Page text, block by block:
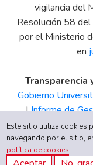
vigilancia del
Resolución 58
por el Ministerio
en
Transparencia
Gobierno
|Informe de
Tributario|
Este sitio utiliza cookies
navegando por el sitio,
política de cookies